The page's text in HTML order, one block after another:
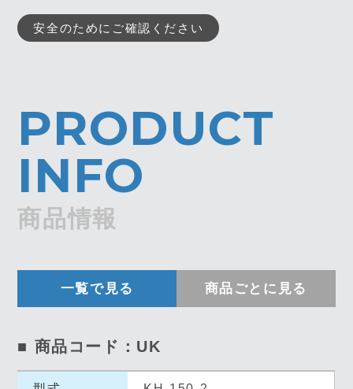
安全のためにご確認ください
PRODUCT
INFO
商品情報
一覧で見る 商品ごとに見る
■ 商品コード：UK